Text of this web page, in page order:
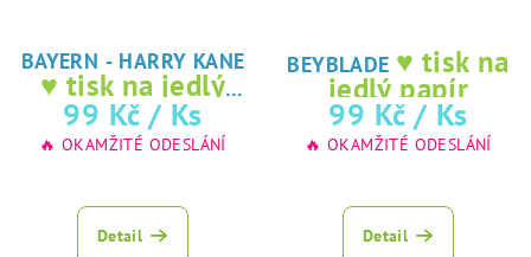
BAYERN - HARRY KANE
♥ tisk na jedlý
papír
99 Kč / Ks
🔥 OKAMŽITÉ ODESLÁNÍ
Detail
BEYBLADE ♥ tisk na
jedlý papír
99 Kč / Ks
🔥 OKAMŽITÉ ODESLÁNÍ
Detail